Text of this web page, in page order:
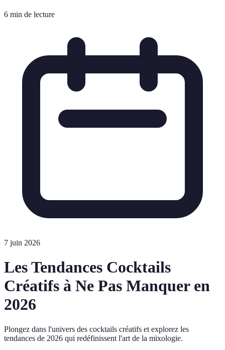
6 min de lecture
7 juin 2026
Les Tendances Cocktails
Créatifs à Ne Pas Manquer en
2026
Plongez dans l'univers des cocktails créatifs et explorez les
tendances de 2026 qui redéfinissent l'art de la mixologie.